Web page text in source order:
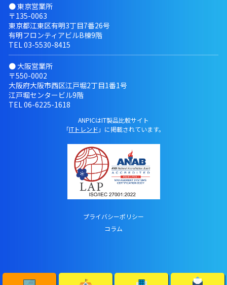
● 東京営業所
〒135-0063
東京都江東区有明3丁目7番26号
有明フロンティアビルB棟9階
TEL 03-5530-8415
● 大阪営業所
〒550-0002
大阪府大阪市西区江戸堀2丁目1番1号
江戸堀センタービル9階
TEL 06-6225-1618
ANPICはIT製品比較サイト
「ITトレンド 」に掲載されています。
プライバシーポリシー
コラム